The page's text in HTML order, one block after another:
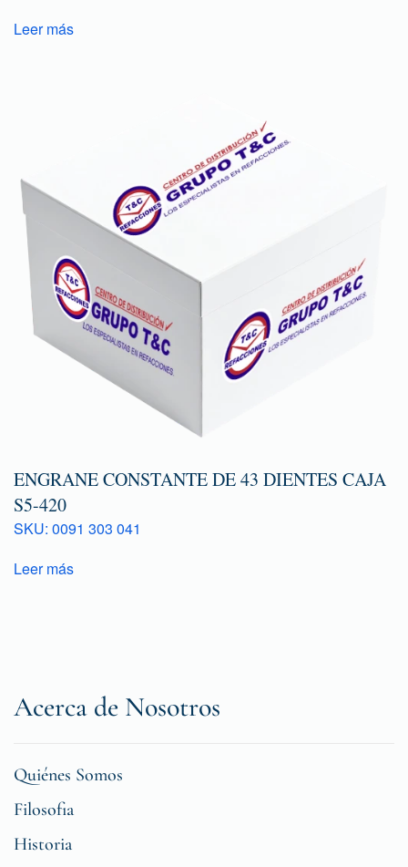
Leer más
ENGRANE CONSTANTE DE 43 DIENTES CAJA
S5-420
SKU: 0091 303 041
Leer más
Acerca de Nosotros
Quiénes Somos
Filosofia
Historia